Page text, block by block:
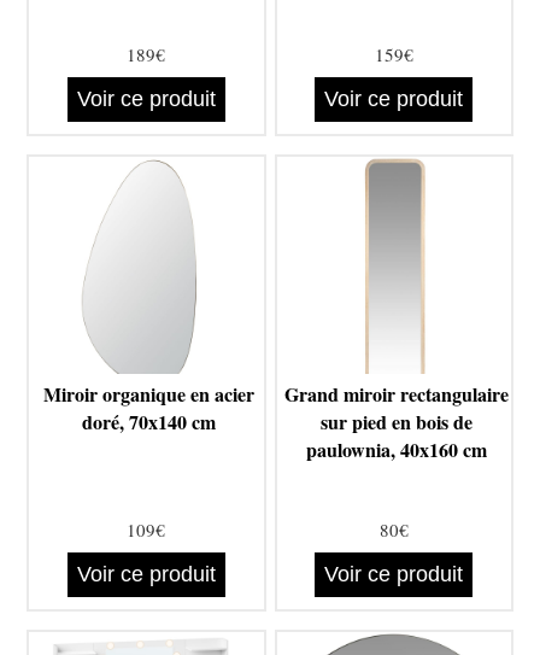
189€
Voir ce produit
159€
Voir ce produit
Miroir organique en acier
doré, 70x140 cm
109€
Voir ce produit
Grand miroir rectangulaire
sur pied en bois de
paulownia, 40x160 cm
80€
Voir ce produit